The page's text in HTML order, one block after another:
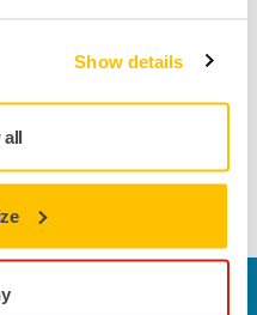
Show details
all